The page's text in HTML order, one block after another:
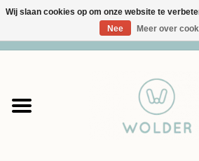
Garens
Wij slaan cookies op om onze website te
Nee
Meer over